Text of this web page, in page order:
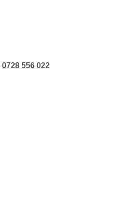
0728 556 022